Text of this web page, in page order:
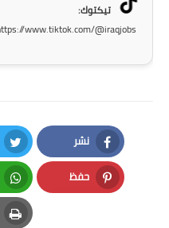
تيكتوك:
www.tiktok.com/@iraqjobs
نشر
Facebook
حفظ
Pinterest